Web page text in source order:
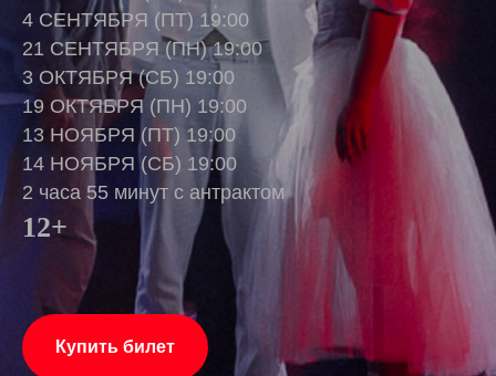
4 СЕНТЯБРЯ (ПТ) 19:00
21 СЕНТЯБРЯ (ПН) 19:00
3 ОКТЯБРЯ (СБ) 19:00
19 ОКТЯБРЯ (ПН) 19:00
13 НОЯБРЯ (ПТ) 19:00
14 НОЯБРЯ (СБ) 19:00
2 часа 55 минут с антрактом
12+
Купить билет